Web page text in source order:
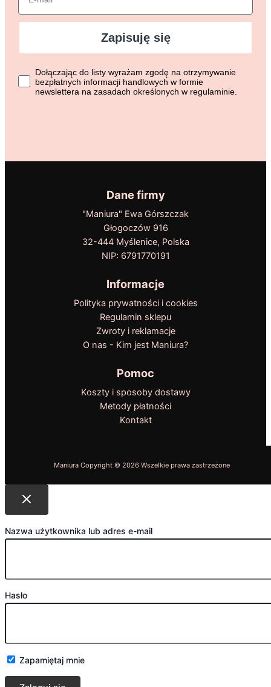
Zapisuję się
Dołączając do listy wyrażasz zgodę na otrzymywanie
Dołączając do listy wyrażam zgodę na otrzymywanie
bezpłatnych informacji handlowych w formie
newslettera na zasadach określonych w regulaminie.
Dane firmy
"Maniura" Ewa Górszczak
Głogoczów 916
32-444 Myślenice, Polska
NIP: 6791770191
Informacje
Polityka prywatności i cookies
Regulamin sklepu
Zwroty i reklamacje
O nas - Kim jest Maniura?
Pomoc
Koszty i sposoby dostawy
Metody płatności
Kontakt
Nazwa użytkownika lub adres e-mail
Hasło
Zapamiętaj mnie